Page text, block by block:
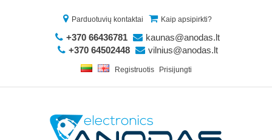
Parduotuvių kontaktai Kaip apsipirkti?
+370 66436781
kaunas@anodas.lt
+370 64502448
vilnius@anodas.lt
Registruotis Prisijungti